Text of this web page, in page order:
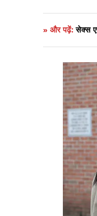
» और पढ़ें:सेक्स